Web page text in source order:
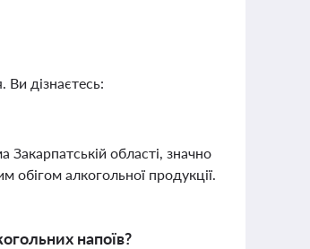
Ви дізнаєтесь:
області, значно
алкогольної продукції.
напоїв?